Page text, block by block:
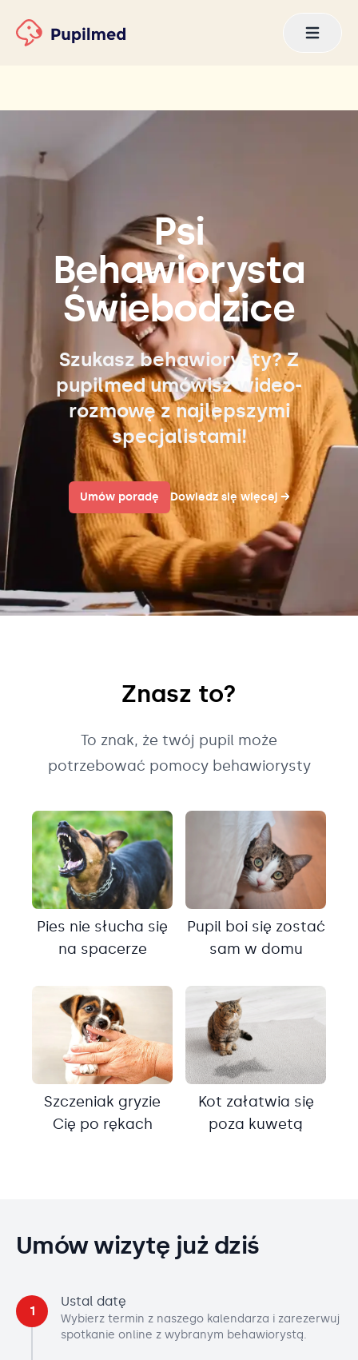
Psi
Behawiorysta
Świebodzice
Szukasz behawiorysty? Z
pupilmed umówisz wideo-
rozmowę z najlepszymi
specjalistami!
Umów poradę Dowiedz się więcej →
Znasz to?
To znak, że twój pupil może
potrzebować pomocy behawiorysty
Pies nie słucha się
na spacerze
Pupil boi się zostać
sam w domu
Szczeniak gryzie
Cię po rękach
Kot załatwia się
poza kuwetą
Umów wizytę już dziś
1
Ustal datę
Wybierz termin z naszego kalendarza i zarezerwuj
spotkanie online z wybranym behawiorystą.